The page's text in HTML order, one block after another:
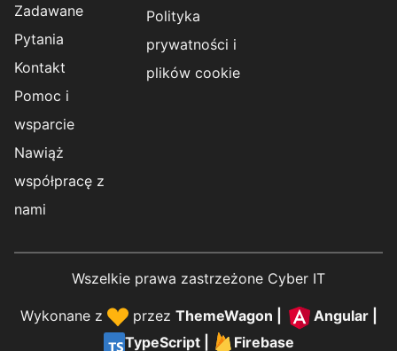
Zadawane
Pytania
Kontakt
Pomoc i
wsparcie
Nawiąż
współpracę z
nami
Polityka
prywatności i
plików cookie
Wszelkie prawa zastrzeżone Cyber IT
Wykonane z przez ThemeWagon Angular|
TypeScript| Firebase